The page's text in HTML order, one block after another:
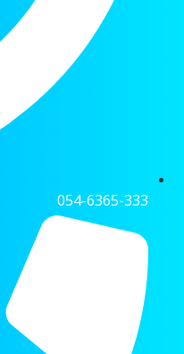
054-6365-333